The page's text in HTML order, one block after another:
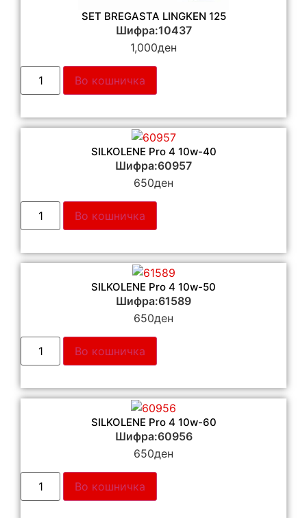
SET BREGASTA LINGKEN 125
Шифра:10437
1,000ден
Во кошничка
SILKOLENE Pro 4 10w-40
Шифра:60957
650ден
Во кошничка
SILKOLENE Pro 4 10w-50
Шифра:61589
650ден
Во кошничка
SILKOLENE Pro 4 10w-60
Шифра:60956
650ден
Во кошничка